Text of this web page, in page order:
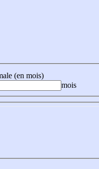
(en mois)
mois